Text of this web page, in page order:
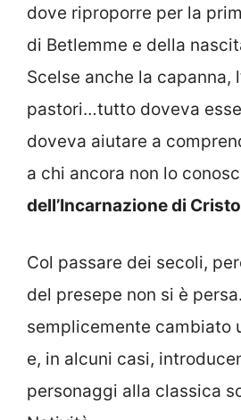
dove riproporre per la
di Betlemme e della
Scelse anche la capanna,
pastori…tutto doveva
doveva aiutare a
a chi ancora non lo
dell’Incarnazione di Cristo
Col passare dei secoli,
del presepe non si è
semplicemente cambiato
e, in alcuni casi,
personaggi alla classica